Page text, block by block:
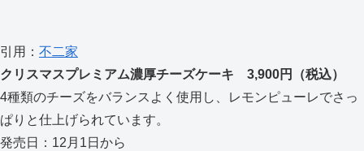
引用： 不二家
クリスマスプレミアム濃厚チーズケーキ 3,900円（税込）
4種類のチーズをバランスよく使用し、レモンピューレでさっ
ぱりと仕上げられています。
発売日：12月1日から